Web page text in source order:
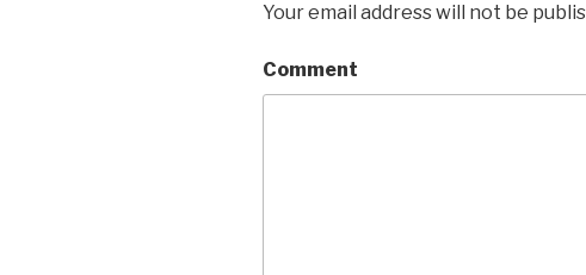
Your email address will not be
Comment